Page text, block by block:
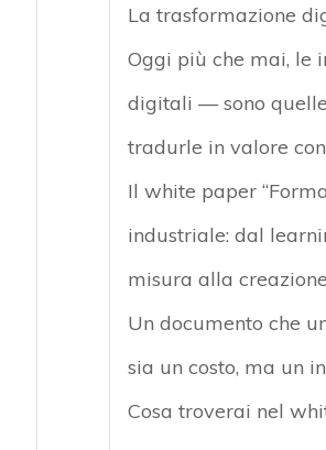
La trasformazione
Oggi più che mai, le
digitali — sono
tradurle in valore
Il white paper
industriale: dal
misura alla
Un documento che
sia un costo, ma un
Cosa troverai nel